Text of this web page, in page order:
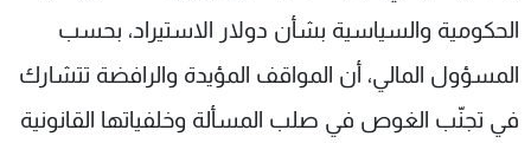
الحكومية والسياسية بشأن دولار الاستيراد، بحسب
المسؤول المالي، أن المواقف المؤيدة والرافضة تتشارك
في تجنّب الغوص في صلب المسألة وخلفياتها القانونية